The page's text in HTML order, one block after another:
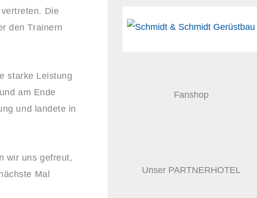
Die
den Trainern
starke Leistung
am Ende
und landete in
wir uns gefreut,
Mal
Fanshop
Unser PARTNERHOTEL